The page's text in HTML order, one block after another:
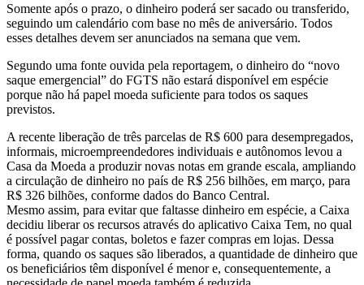
Somente após o prazo, o dinheiro poderá ser sacado ou transferido,
seguindo um calendário com base no mês de aniversário. Todos
esses detalhes devem ser anunciados na semana que vem.
Segundo uma fonte ouvida pela reportagem, o dinheiro do “novo
saque emergencial” do FGTS não estará disponível em espécie
porque não há papel moeda suficiente para todos os saques
previstos.
A recente liberação de três parcelas de R$ 600 para desempregados,
informais, microempreendedores individuais e autônomos levou a
Casa da Moeda a produzir novas notas em grande escala, ampliando
a circulação de dinheiro no país de R$ 256 bilhões, em março, para
R$ 326 bilhões, conforme dados do Banco Central.
Mesmo assim, para evitar que faltasse dinheiro em espécie, a Caixa
decidiu liberar os recursos através do aplicativo Caixa Tem, no qual
é possível pagar contas, boletos e fazer compras em lojas. Dessa
forma, quando os saques são liberados, a quantidade de dinheiro que
os beneficiários têm disponível é menor e, consequentemente, a